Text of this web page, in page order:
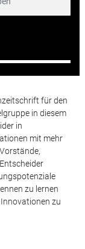
für den
in diesem
in
mit mehr
zu lernen
zu